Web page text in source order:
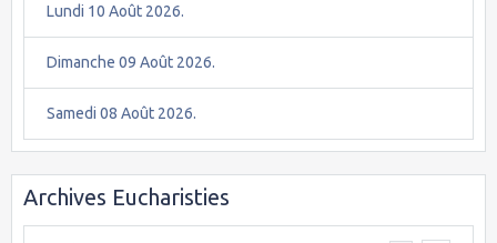
Lundi 10 Août 2026.
Dimanche 09 Août 2026.
Samedi 08 Août 2026.
Archives Eucharisties